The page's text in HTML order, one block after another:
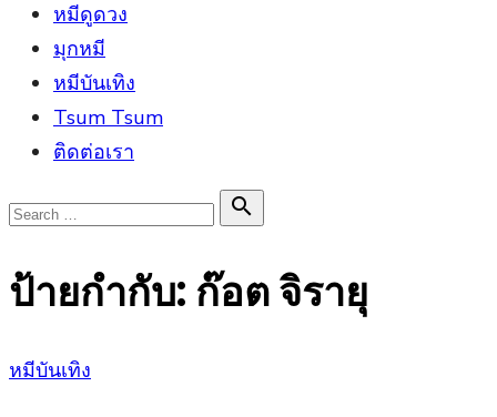
หมีดูดวง
มุกหมี
หมีบันเทิง
Tsum Tsum
ติดต่อเรา
Search

Search
ป้ายกำกับ: ก๊อต จิรายุ
Posted
หมีบันเทิง